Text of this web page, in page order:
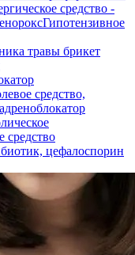
средство -
Гипотензивное
травы брикет
средство,
цефалоспорин